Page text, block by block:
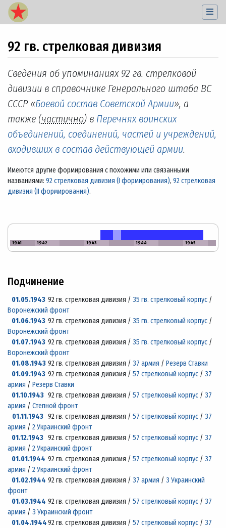
92 гв. стрелковая дивизия
Перейти к:навигация,поиск
Сведения об упоминаниях 92 гв. стрелковой
дивизии в справочнике Генерального штаба ВС
СССР «Боевой состав Советской Армии», а
также (частично) в Перечнях воинских
объединений, соединений, частей и учреждений,
входивших в состав действующей армии.
Имеются другие формирования с похожими или связанными
названиями: 92 стрелковая дивизия (I формирования), 92 стрелковая
дивизия (II формирования).
1941 1942 1943 1944 1945
Подчинение
01.05.194392 гв. стрелковая дивизия /35 гв. стрелковый корпус /
Воронежский фронт
01.06.194392 гв. стрелковая дивизия /35 гв. стрелковый корпус /
Воронежский фронт
01.07.194392 гв. стрелковая дивизия /35 гв. стрелковый корпус /
Воронежский фронт
01.08.194392 гв. стрелковая дивизия /37 армия /Резерв Ставки
01.09.194392 гв. стрелковая дивизия /57 стрелковый корпус /37
армия / Резерв Ставки
01.10.194392 гв. стрелковая дивизия /57 стрелковый корпус /37
армия / Степной фронт
01.11.1943 92 гв. стрелковая дивизия /57 стрелковый корпус /37
армия / 2 Украинский фронт
01.12.1943 92 гв. стрелковая дивизия /57 стрелковый корпус /37
армия / 2 Украинский фронт
01.01.194492 гв. стрелковая дивизия /57 стрелковый корпус /37
армия / 2 Украинский фронт
01.02.194492 гв. стрелковая дивизия /37 армия /3 Украинский
фронт
01.03.194492 гв. стрелковая дивизия /57 стрелковый корпус /37
армия / 3 Украинский фронт
01.04.194492 гв. стрелковая дивизия /57 стрелковый корпус /37